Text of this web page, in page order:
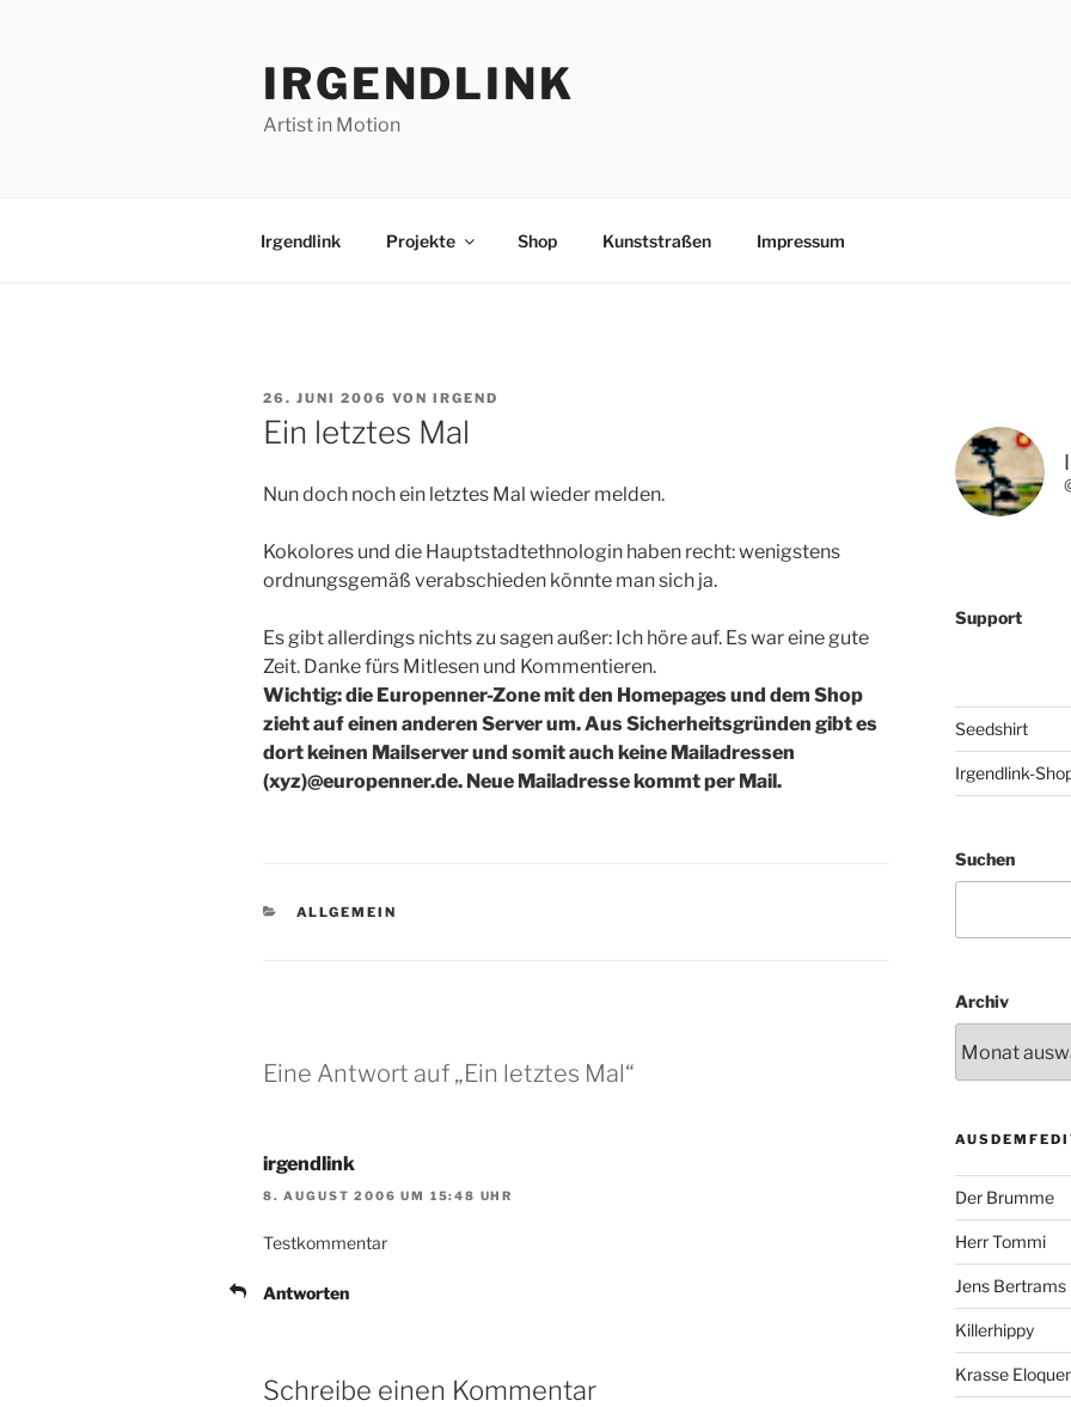
IRGENDLINK
Artist in Motion
Irgendlink Projekte Shop Kunststraßen Impressum
VERÖFFENTLICHT
AM
26. JUNI 2006 VON IRGEND
Ein letztes Mal
Nun doch noch ein letztes Mal wieder melden.
Kokolores und die Hauptstadtethnologin haben recht: wenigstens
ordnungsgemäß verabschieden könnte man sich ja.
Es gibt allerdings nichts zu sagen außer: Ich höre auf. Es war eine gute
Zeit. Danke fürs Mitlesen und Kommentieren.
Wichtig: die Europenner-Zone mit den Homepages und dem Shop
ziehtauf einen anderen Server um. Aus Sicherheitsgründen gibt es
dort keinen Mailserver und somit auch keine Mailadressen
(xyz)@europenner.de. Neue Mailadresse kommt per Mail.
KATEGORIEN
ALLGEMEIN
Eine Antwort auf „Ein letztes Mal“
irgendlink
8. AUGUST 2006 UM 15:48 UHR
Testkommentar
Antworten
Schreibe einen Kommentar
Support
Seedshirt
Irgendlink-
Suchen
Archiv
Der Brumme
Herr Tommi
Jens Bertrams
Killerhippy
Krasse